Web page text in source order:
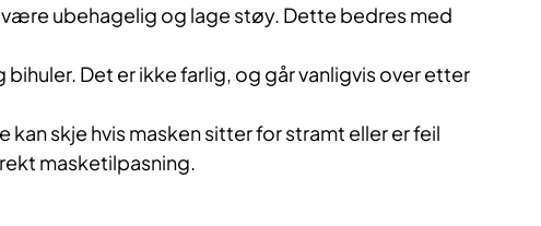
være ubehagelig og lage støy. Dette bedres med
bihuler. Det er ikke farlig, og går vanligvis over etter
kan skje hvis masken sitter for stramt eller er feil
masketilpasning.